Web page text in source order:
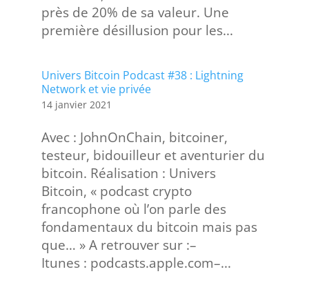
près de 20% de sa valeur. Une
première désillusion pour les...
Univers Bitcoin Podcast #38 : Lightning
Network et vie privée
14 janvier 2021
Avec : JohnOnChain, bitcoiner,
testeur, bidouilleur et aventurier du
bitcoin. Réalisation : Univers
Bitcoin, « podcast crypto
francophone où l’on parle des
fondamentaux du bitcoin mais pas
que… » A retrouver sur :–
Itunes : podcasts.apple.com–...